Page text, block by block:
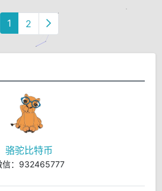
1 2
骆驼比特币
信：932465777